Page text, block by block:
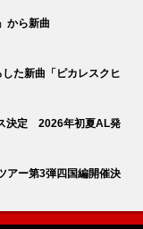
から新曲
た新曲「ピカレスクヒ
決定 2026年初夏AL発
アー第3弾四国編開催決